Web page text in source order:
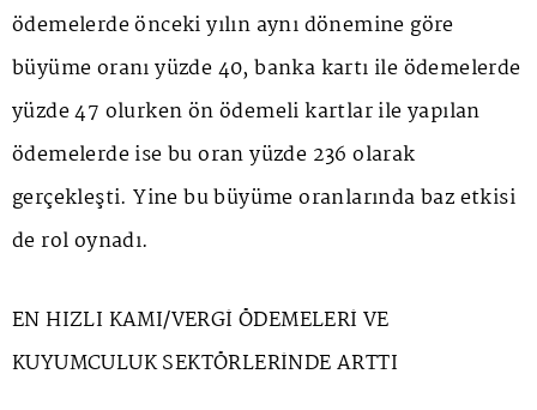
ödemelerde önceki yılın aynı dönemine göre
büyüme oranı yüzde 40, banka kartı ile ödemelerde
yüzde 47 olurken ön ödemeli kartlar ile yapılan
ödemelerde ise bu oran yüzde 236 olarak
gerçekleşti. Yine bu büyüme oranlarında baz etkisi
de rol oynadı.
EN HIZLI KAMI/VERGİ ÖDEMELERİ VE
KUYUMCULUK SEKTÖRLERİNDE ARTTI